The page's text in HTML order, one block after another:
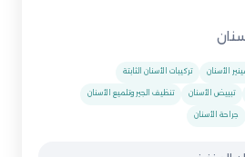
الأسنان تركيبات الأسنان الثابتة
تبييض الأسنان تنظيف الجير وتلميع الأسنان
جراحة الأسنان